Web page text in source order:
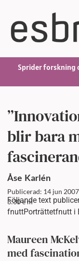
Sprider forskning
blir bara
Åse Karlén
Publicerad: 14 jun
3:30 e m
Följande text
fnuttPorträttetfnutt i
Maureen
med